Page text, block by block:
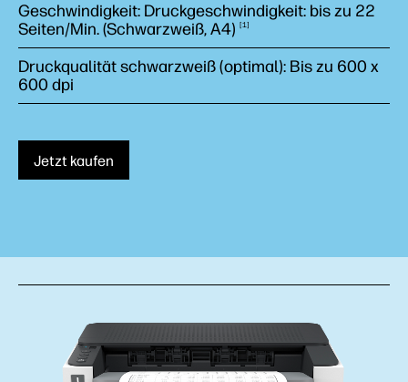
Geschwindigkeit: Druckgeschwindigkeit: bis zu 22
Seiten/Min. (Schwarzweiß,A4) 1
Druckqualität schwarzweiß (optimal): Bis zu 600 x
600 dpi
Jetzt kaufen